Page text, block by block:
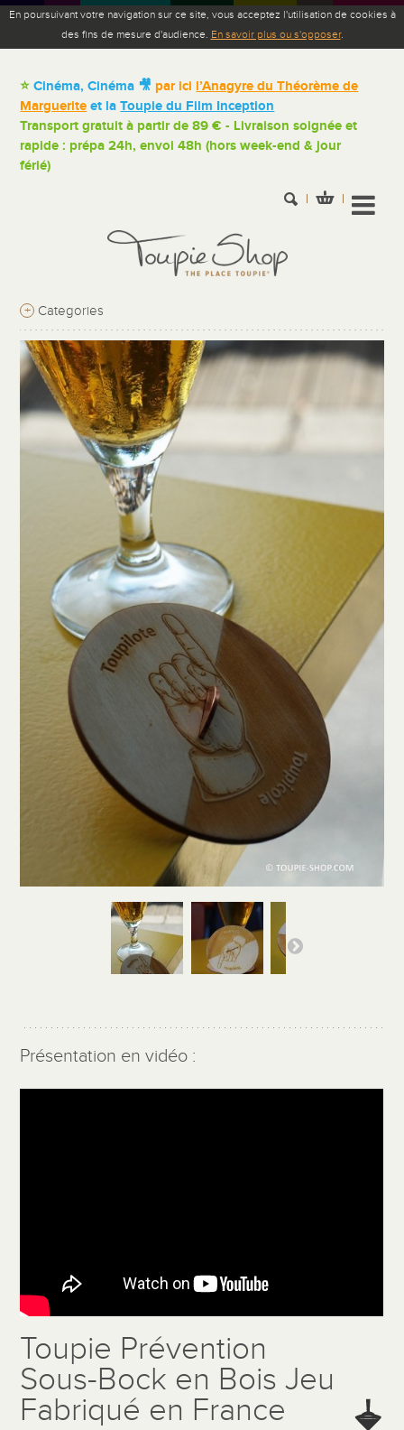
En poursuivant votre navigation sur ce site, vous acceptez l'utilisation de cookies à
des fins de mesure d'audience. En savoir plus ou s'opposer.
⭐Cinéma, Cinéma 🎥 par ici l’Anagyre du Théorème de
Marguerite et laToupie du Film Inception
Transport gratuit à partir de 89 € - Livraison soignée et
rapide : prépa 24h, envoi 48h (hors week-end & jour
férié)
+ Categories
Présentation en vidéo :
Toupie Prévention
Sous-Bock en Bois Jeu
Fabriqué en France